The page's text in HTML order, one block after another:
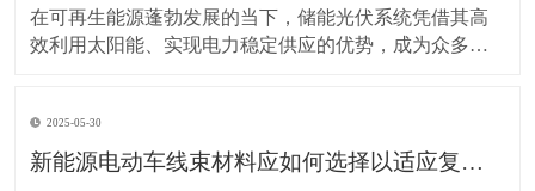
在可再生能源蓬勃发展的当下，储能光伏系统凭借其高
效利用太阳能、实现电力稳定供应的优势，成为众多领
安全。因此，在安装储能光伏线束时，有许多问题需要
格外留意。 安装前的准备工作至关重要。在开始安装前
2025-05-30
新能源电动车线束材料应如何选择以适应复杂的环境温度范围？